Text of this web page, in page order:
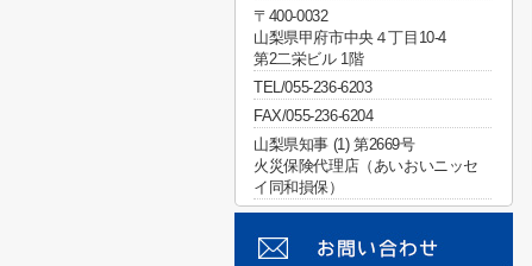
〒400-0032
山梨県甲府市中央４丁目10-4
第2二栄ビル 1階
TEL/055-236-6203
FAX/055-236-6204
山梨県知事 (1) 第2669号
火災保険代理店（あいおいニッセ
イ同和損保）